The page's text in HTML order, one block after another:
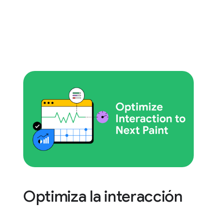
Optimiza la interacción